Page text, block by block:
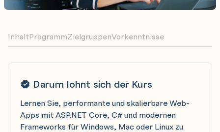
Darum lohnt sich der Kurs
Lernen Sie, performante und skalierbare Web-
Apps mit ASP.NET Core, C# und modernen
Frameworks für Windows, Mac oder Linux zu
InhaltProgrammZielgruppenVorkenntnisse